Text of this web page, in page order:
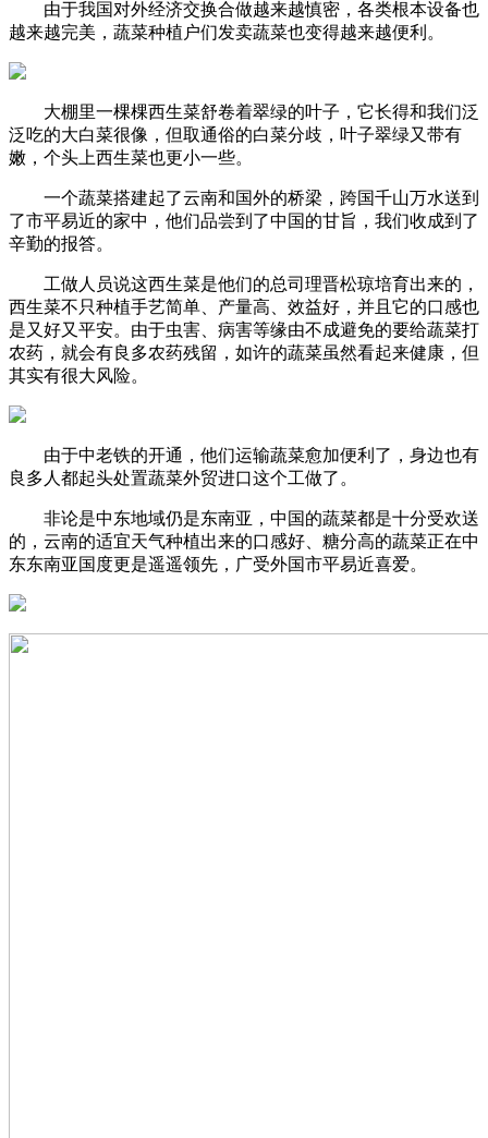
由于我国对外经济交换合做越来越慎密，各类根本设备也
越来越完美，蔬菜种植户们发卖蔬菜也变得越来越便利。
大棚里一棵棵西生菜舒卷着翠绿的叶子，它长得和我们泛
泛吃的大白菜很像，但取通俗的白菜分歧，叶子翠绿又带有
嫩，个头上西生菜也更小一些。
一个蔬菜搭建起了云南和国外的桥梁，跨国千山万水送到
了市平易近的家中，他们品尝到了中国的甘旨，我们收成到了
辛勤的报答。
工做人员说这西生菜是他们的总司理晋松琼培育出来的，
西生菜不只种植手艺简单、产量高、效益好，并且它的口感也
是又好又平安。由于虫害、病害等缘由不成避免的要给蔬菜打
农药，就会有良多农药残留，如许的蔬菜虽然看起来健康，但
其实有很大风险。
由于中老铁的开通，他们运输蔬菜愈加便利了，身边也有
良多人都起头处置蔬菜外贸进口这个工做了。
非论是中东地域仍是东南亚，中国的蔬菜都是十分受欢送
的，云南的适宜天气种植出来的口感好、糖分高的蔬菜正在中
东东南亚国度更是遥遥领先，广受外国市平易近喜爱。